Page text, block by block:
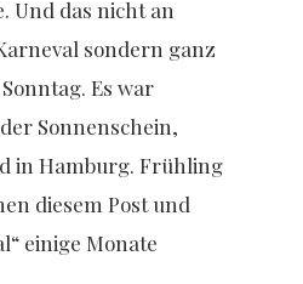
Und das nicht an
sondern ganz
Es war
Sonnenschein,
in Hamburg. Frühling
diesem Post und
einige Monate